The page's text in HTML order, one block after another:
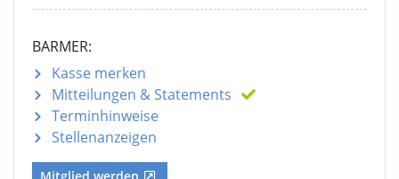
BARMER:
Kasse merken
Mitteilungen & Statements
Terminhinweise
Stellenanzeigen